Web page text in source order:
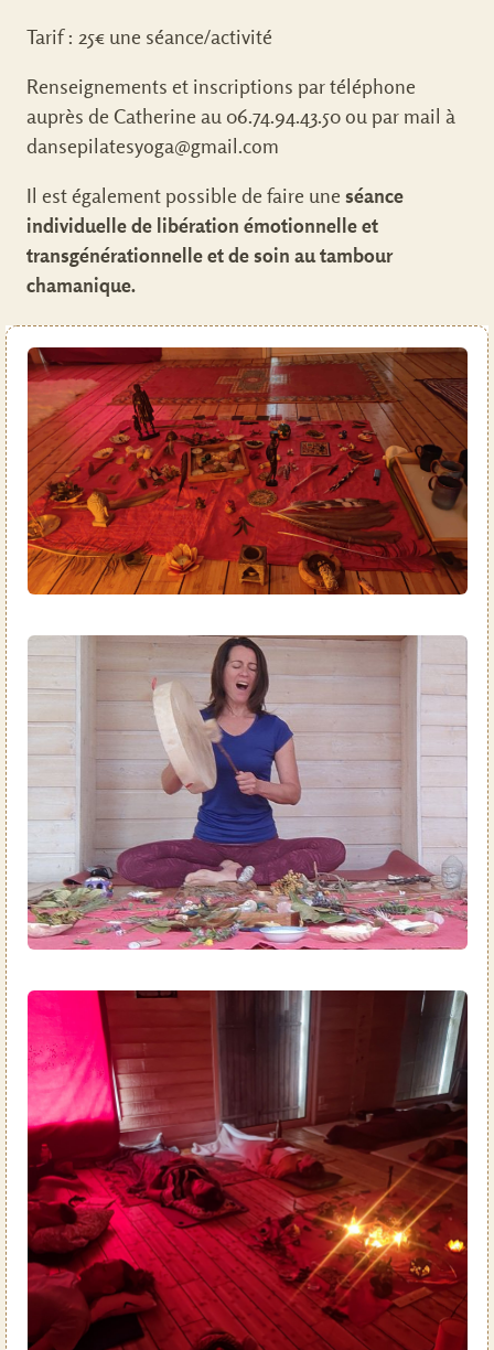
Tarif : 25€ une séance/activité
Renseignements et inscriptions par téléphone
auprès de Catherine au 06.74.94.43.50 ou par mail à
dansepilatesyoga@gmail.com
Il est également possible de faire une séance
individuelle de libération émotionnelle et
transgénérationnelle et de soin au tambour
chamanique.